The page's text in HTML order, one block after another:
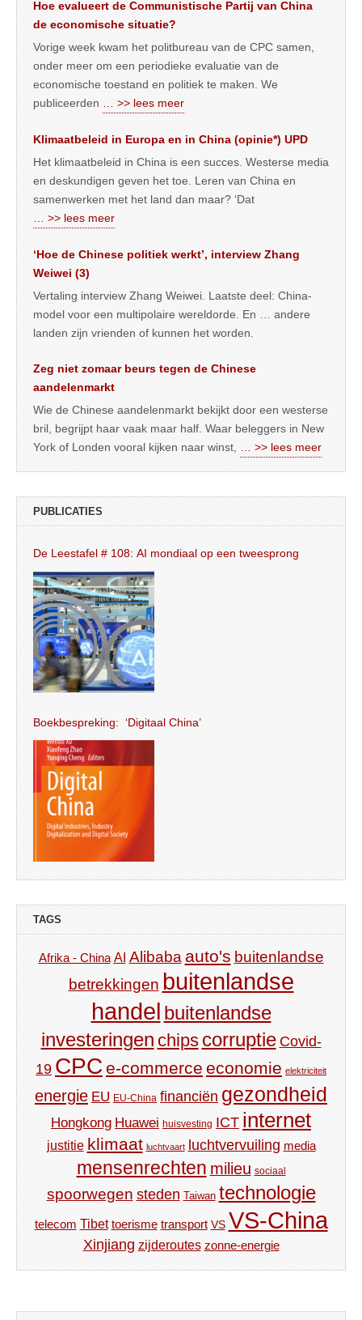
Hoe evalueert de Communistische Partij van China
de economische situatie?
Vorige week kwam het politbureau van de CPC samen,
onder meer om een periodieke evaluatie van de
economische toestand en politiek te maken. We
publiceerden
… >> lees meer
Klimaatbeleid in Europa en in China (opinie*) UPD
Het klimaatbeleid in China is een succes. Westerse media
en deskundigen geven het toe. Leren van China en
samenwerken met het land dan maar? ‘Dat
… >> lees meer
‘Hoe de Chinese politiek werkt’, interview Zhang
Weiwei (3)
Vertaling interview Zhang Weiwei. Laatste deel: China-
model voor een multipolaire wereldorde. En … andere
landen zijn vrienden of kunnen het worden.
Zeg niet zomaar beurs tegen de Chinese
aandelenmarkt
Wie de Chinese aandelenmarkt bekijkt door een westerse
bril, begrijpt haar vaak maar half. Waar beleggers in New
York of Londen vooral kijken naar winst,
… >> lees meer
PUBLICATIES
De Leestafel # 108: AI mondiaal op een tweesprong
Boekbespreking: ‘Digitaal China’
TAGS
Afrika - China AI Alibaba auto's buitenlandse
betrekkingen buitenlandse
handel buitenlandse
investeringen chips corruptie Covid-
19 CPC e-commerce economie elektriciteit
energie EU EU-China financiën gezondheid
Hongkong Huawei huisvesting ICT internet
justitie klimaat luchtvaart luchtvervuiling media
mensenrechten milieu sociaal
spoorwegen steden Taiwan technologie
telecom Tibet toerisme transport VS VS-China
Xinjiang zijderoutes zonne-energie